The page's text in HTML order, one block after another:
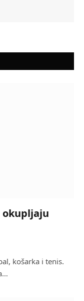
košarka i tenis.